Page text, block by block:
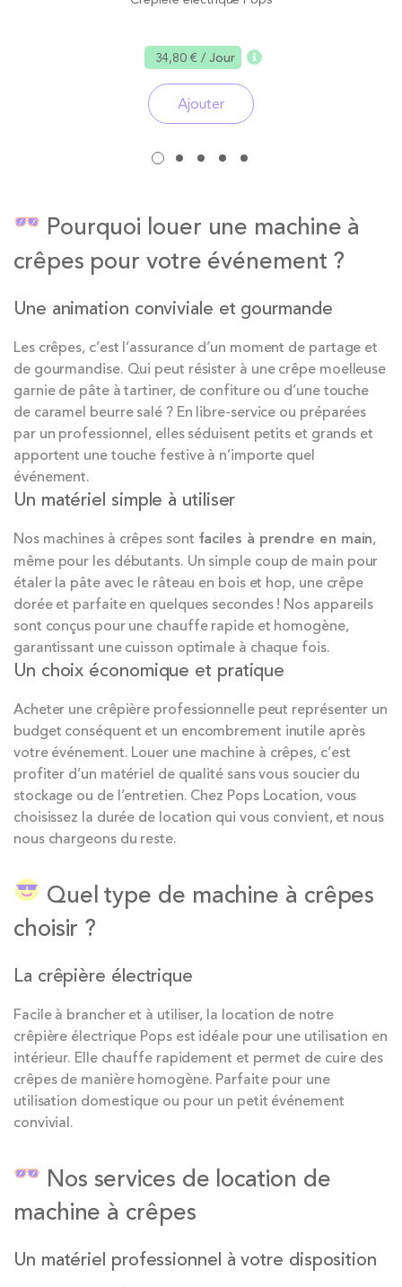
34,80 €/ Jour
Ajouter
Pourquoi louer une machine à
crêpes pour votre événement ?
Une animation conviviale et gourmande
Les crêpes, c’est l’assurance d’un moment de partage et
de gourmandise. Qui peut résister à une crêpe moelleuse
garnie de pâte à tartiner, de confiture ou d’une touche
de caramel beurre salé ? En libre-service ou préparées
par un professionnel, elles séduisent petits et grands et
apportent une touche festive à n’importe quel
événement.
Un matériel simple à utiliser
Nos machines à crêpes sont faciles à prendre en main,
même pour les débutants. Un simple coup de main pour
étaler la pâte avec le râteau en bois et hop, une crêpe
dorée et parfaite en quelques secondes ! Nos appareils
sont conçus pour une chauffe rapide et homogène,
garantissant une cuisson optimale à chaque fois.
Un choix économique et pratique
Acheter une crêpière professionnelle peut représenter un
budget conséquent et un encombrement inutile après
votre événement. Louer une machine à crêpes, c’est
profiter d’un matériel de qualité sans vous soucier du
stockage ou de l’entretien. Chez Pops Location, vous
choisissez la durée de location qui vous convient, et nous
nous chargeons du reste.
Quel type de machine à crêpes
choisir ?
La crêpière électrique
Facile à brancher et à utiliser, la location de notre
crêpière électrique Pops est idéale pour une utilisation en
intérieur. Elle chauffe rapidement et permet de cuire des
crêpes de manière homogène. Parfaite pour une
utilisation domestique ou pour un petit événement
convivial.
Nos services de location de
machine à crêpes
Un matériel professionnel à votre disposition